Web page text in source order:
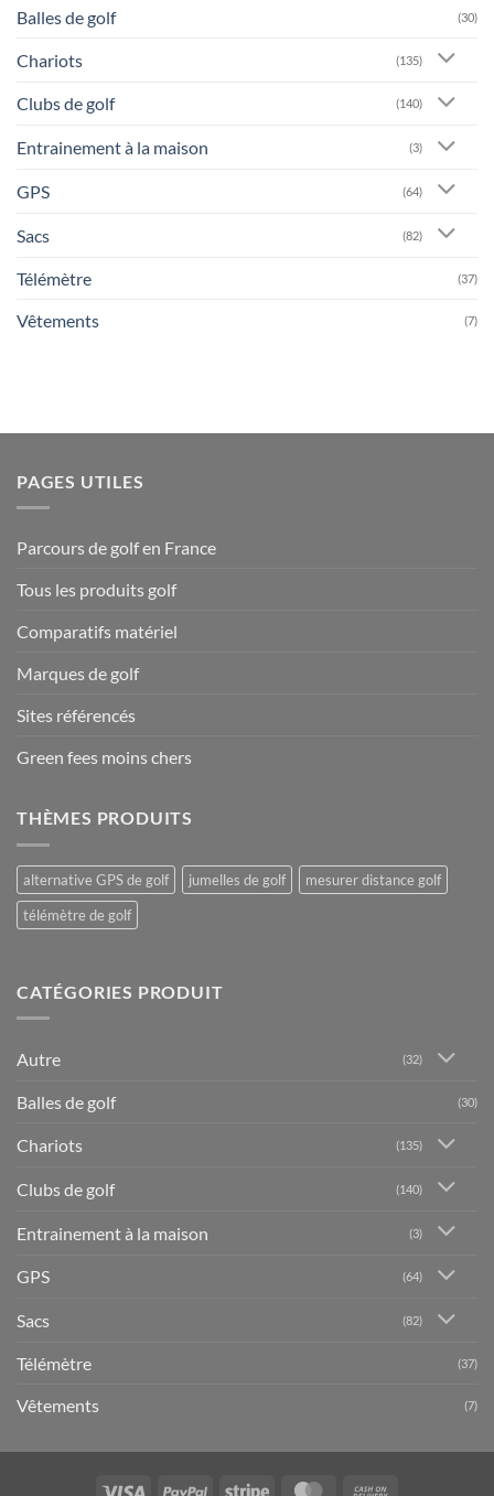
Balles de golf (30)
Chariots (135)
Clubs de golf (140)
Entrainement à la maison (3)
GPS (64)
Sacs (82)
Télémètre (37)
Vêtements (7)
PAGES UTILES
Parcours de golf en France
Tous les produits golf
Comparatifs matériel
Marques de golf
Sites référencés
Green fees moins chers
THÈMES PRODUITS
alternative GPS de golf jumelles de golf
mesurer distance golf
télémètre de golf
CATÉGORIES PRODUIT
Autre (32)
Balles de golf (30)
Chariots (135)
Clubs de golf (140)
Entrainement à la maison (3)
GPS (64)
Sacs (82)
Télémètre (37)
Vêtements (7)
Visa PayPal Stripe MasterCard